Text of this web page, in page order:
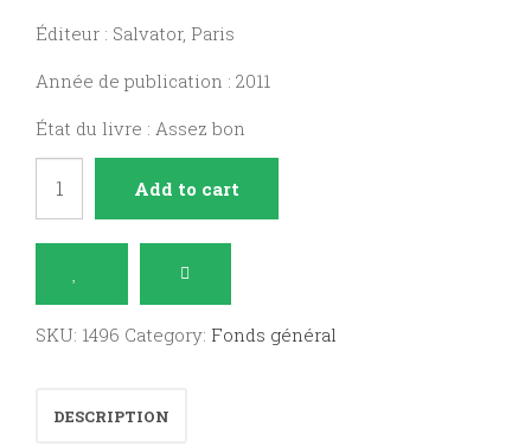
Éditeur : Salvator, Paris
Année de publication : 2011
État du livre : Assez bon
recherche
Add to cart
SKU: 1496 Category: Fonds général
DESCRIPTION